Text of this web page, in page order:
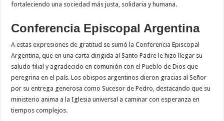
fortaleciendo una sociedad más justa, solidaria y humana.
Conferencia Episcopal Argentina
A estas expresiones de gratitud se sumó la Conferencia Episcopal
Argentina, que en una carta dirigida al Santo Padre le hizo llegar su
saludo filial y agradecido en comunión con el Pueblo de Dios que
peregrina en el país. Los obispos argentinos dieron gracias al Señor
por su entrega generosa como Sucesor de Pedro, destacando que su
ministerio anima a la Iglesia universal a caminar con esperanza en
tiempos complejos.